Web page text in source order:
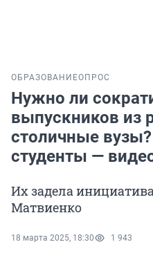
ОБРАЗОВАНИЕОПРОС
Нужно ли
выпускников из
столичные
студенты —
Их задела
Матвиенко
18 марта 2025, 18:30 1 943